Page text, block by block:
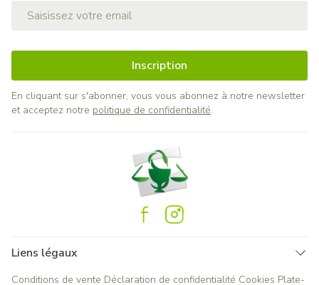
Inscription
En cliquant sur s'abonner, vous vous abonnez à notre newsletter
et acceptez notre politique de confidentialité.
Liens légaux
Conditions de vente Déclaration de confidentialité Cookies Plate-